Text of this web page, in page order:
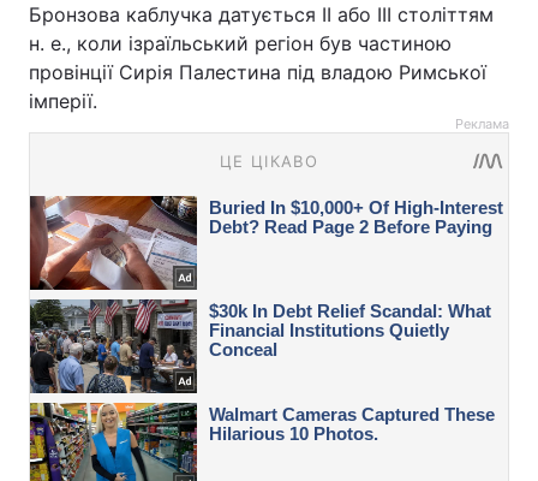
Бронзова каблучка датується II або III століттям
н. е., коли ізраїльський регіон був частиною
провінції Сирія Палестина під владою Римської
імперії.
Реклама